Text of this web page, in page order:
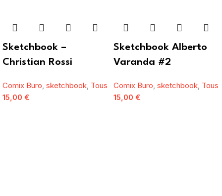
Sketchbook –
Christian Rossi
Comix Buro, sketchbook, Tous
15,00 €
Sketchbook Alberto
Varanda #2
Comix Buro, sketchbook, Tous
15,00 €